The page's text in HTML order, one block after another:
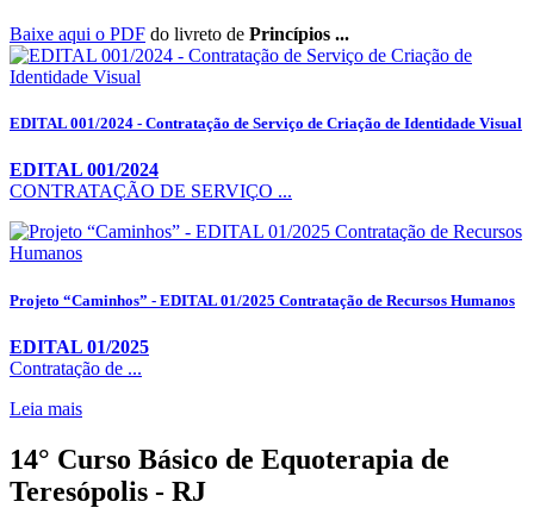
Baixe aqui o PDF do livreto de Princípios ...
EDITAL 001/2024 - Contratação de Serviço de Criação de Identidade Visual
EDITAL 001/2024
CONTRATAÇÃO DE SERVIÇO ...
Projeto “Caminhos” - EDITAL 01/2025 Contratação de Recursos Humanos
EDITAL 01/2025
Contratação de ...
Leia mais
14° Curso Básico de Equoterapia de
Teresópolis - RJ